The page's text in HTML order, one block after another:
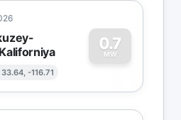
33.64, -116.71
0.7
MW
0